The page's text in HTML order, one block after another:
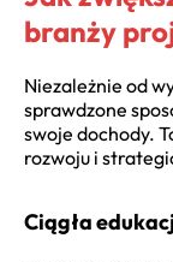
branży
Niezależnie od
sprawdzone
swoje dochody.
rozwoju i
Ciągła